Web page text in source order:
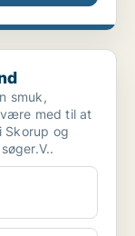
smuk,
med til at
Skorup og